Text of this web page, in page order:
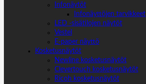
Infonäytöt
Infonäyttöjen tarvikkeet
LED -sisätilojen näytöt
Vestel
E-paper näyttö
Kosketusnäytöt
Newline kosketusnäytöt
Clevertouch kosketusnäytöt
Ricoh kosketusnäytöt